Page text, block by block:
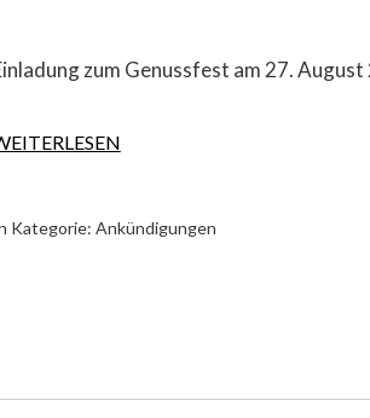
zum Genussfest am 27.
Kategorie: Ankündigungen